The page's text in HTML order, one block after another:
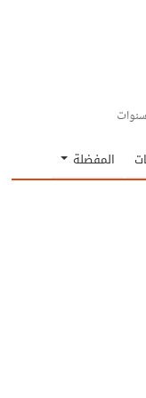
المفضلة